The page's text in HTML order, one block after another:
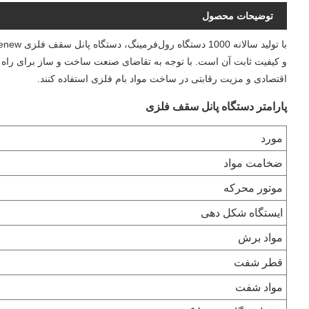
توضیحات محصول
و کیفیت ثابت آن است. با توجه به تقاضای صنعت ساخت و ساز برای
اقتصادی و مزیت رقابتی در ساخت مواد بام فلزی استفاده کنند.
پارامتر دستگاه پانل سقف فلزی
مورد
ضخامت مواد
موتور محرکه
ایستگاه شکل دهی
مواد برش
قطر شفت
مواد شفت